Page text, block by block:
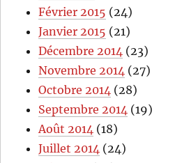
Février 2015 (24)
Janvier 2015 (21)
Décembre 2014 (23)
Novembre 2014 (27)
Octobre 2014 (28)
Septembre 2014 (19)
Août 2014 (18)
Juillet 2014 (24)